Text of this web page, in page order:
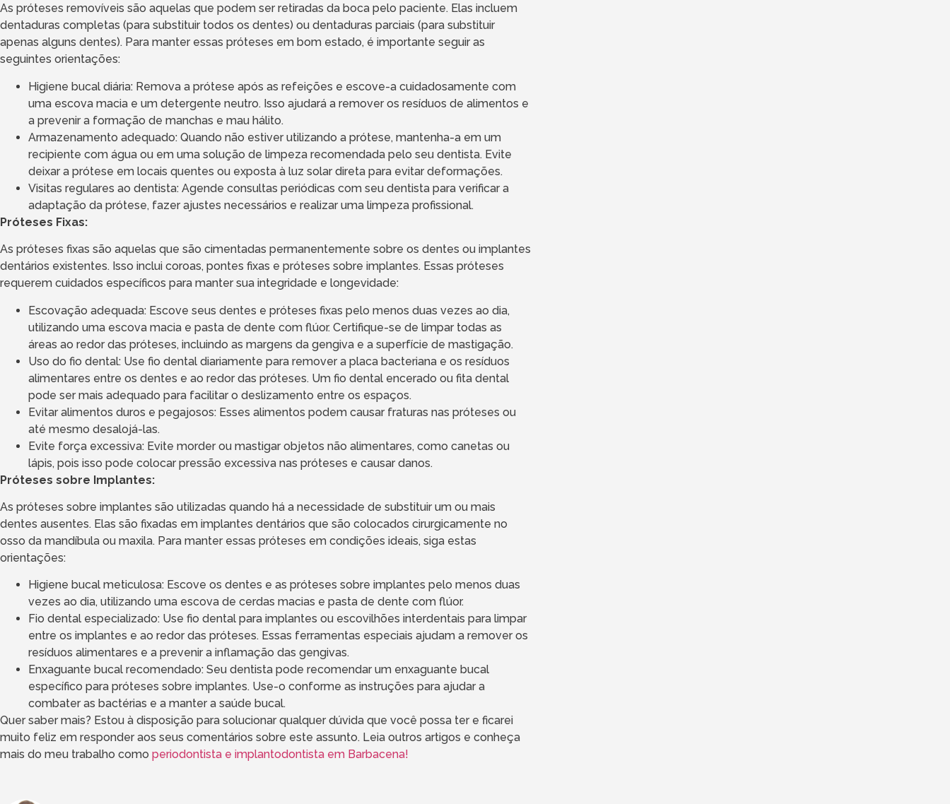
As próteses removíveis são aquelas que podem ser retiradas da boca pelo paciente. Elas incluem
dentaduras completas (para substituir todos os dentes) ou dentaduras parciais (para substituir
apenas alguns dentes). Para manter essas próteses em bom estado, é importante seguir as
seguintes orientações:
Higiene bucal diária: Remova a prótese após as refeições e escove-a cuidadosamente com
uma escova macia e um detergente neutro. Isso ajudará a remover os resíduos de alimentos e
a prevenir a formação de manchas e mau hálito.
Armazenamento adequado: Quando não estiver utilizando a prótese, mantenha-a em um
recipiente com água ou em uma solução de limpeza recomendada pelo seu dentista. Evite
deixar a prótese em locais quentes ou exposta à luz solar direta para evitar deformações.
Visitas regulares ao dentista: Agende consultas periódicas com seu dentista para verificar a
adaptação da prótese, fazer ajustes necessários e realizar uma limpeza profissional.
Próteses Fixas:
As próteses fixas são aquelas que são cimentadas permanentemente sobre os dentes ou implantes
dentários existentes. Isso inclui coroas, pontes fixas e próteses sobre implantes. Essas próteses
requerem cuidados específicos para manter sua integridade e longevidade:
Escovação adequada: Escove seus dentes e próteses fixas pelo menos duas vezes ao dia,
utilizando uma escova macia e pasta de dente com flúor. Certifique-se de limpar todas as
áreas ao redor das próteses, incluindo as margens da gengiva e a superfície de mastigação.
Uso do fio dental: Use fio dental diariamente para remover a placa bacteriana e os resíduos
alimentares entre os dentes e ao redor das próteses. Um fio dental encerado ou fita dental
pode ser mais adequado para facilitar o deslizamento entre os espaços.
Evitar alimentos duros e pegajosos: Esses alimentos podem causar fraturas nas próteses ou
até mesmo desalojá-las.
Evite força excessiva: Evite morder ou mastigar objetos não alimentares, como canetas ou
lápis, pois isso pode colocar pressão excessiva nas próteses e causar danos.
Próteses sobre Implantes:
As próteses sobre implantes são utilizadas quando há a necessidade de substituir um ou mais
dentes ausentes. Elas são fixadas em implantes dentários que são colocados cirurgicamente no
osso da mandíbula ou maxila. Para manter essas próteses em condições ideais, siga estas
orientações:
Higiene bucal meticulosa: Escove os dentes e as próteses sobre implantes pelo menos duas
vezes ao dia, utilizando uma escova de cerdas macias e pasta de dente com flúor.
Fio dental especializado: Use fio dental para implantes ou escovilhões interdentais para limpar
entre os implantes e ao redor das próteses. Essas ferramentas especiais ajudam a remover os
resíduos alimentares e a prevenir a inflamação das gengivas.
Enxaguante bucal recomendado: Seu dentista pode recomendar um enxaguante bucal
específico para próteses sobre implantes. Use-o conforme as instruções para ajudar a
combater as bactérias e a manter a saúde bucal.
Quer saber mais? Estou à disposição para solucionar qualquer dúvida que você possa ter e ficarei
muito feliz em responder aos seus comentários sobre este assunto. Leia outros artigos e conheça
mais do meu trabalho como periodontista e implantodontista em Barbacena!